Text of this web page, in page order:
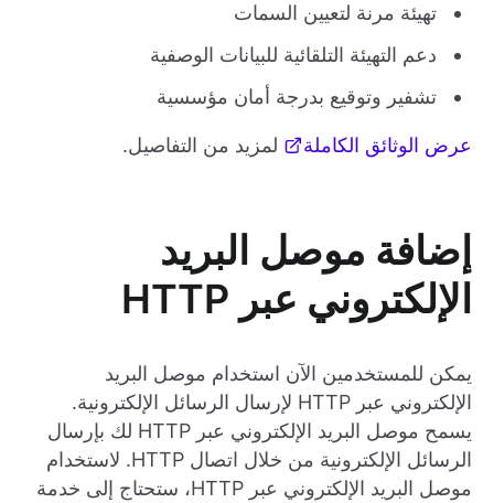
تهيئة مرنة لتعيين السمات
دعم التهيئة التلقائية للبيانات الوصفية
تشفير وتوقيع بدرجة أمان مؤسسية
عرض الوثائق الكاملة لمزيد من التفاصيل.
إضافة موصل البريد
الإلكتروني عبر HTTP
يمكن للمستخدمين الآن استخدام موصل البريد
الإلكتروني عبر HTTP لإرسال الرسائل الإلكترونية.
يسمح موصل البريد الإلكتروني عبر HTTP لك بإرسال
الرسائل الإلكترونية من خلال اتصال HTTP. لاستخدام
موصل البريد الإلكتروني عبر HTTP، ستحتاج إلى خدمة